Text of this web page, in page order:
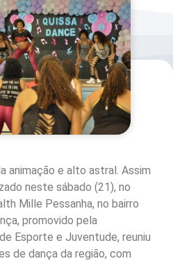
animação e alto astral. Assim
neste sábado (21), no
Mille Pessanha, no bairro
promovido pela
Esporte e Juventude, reuniu
de dança da região, com